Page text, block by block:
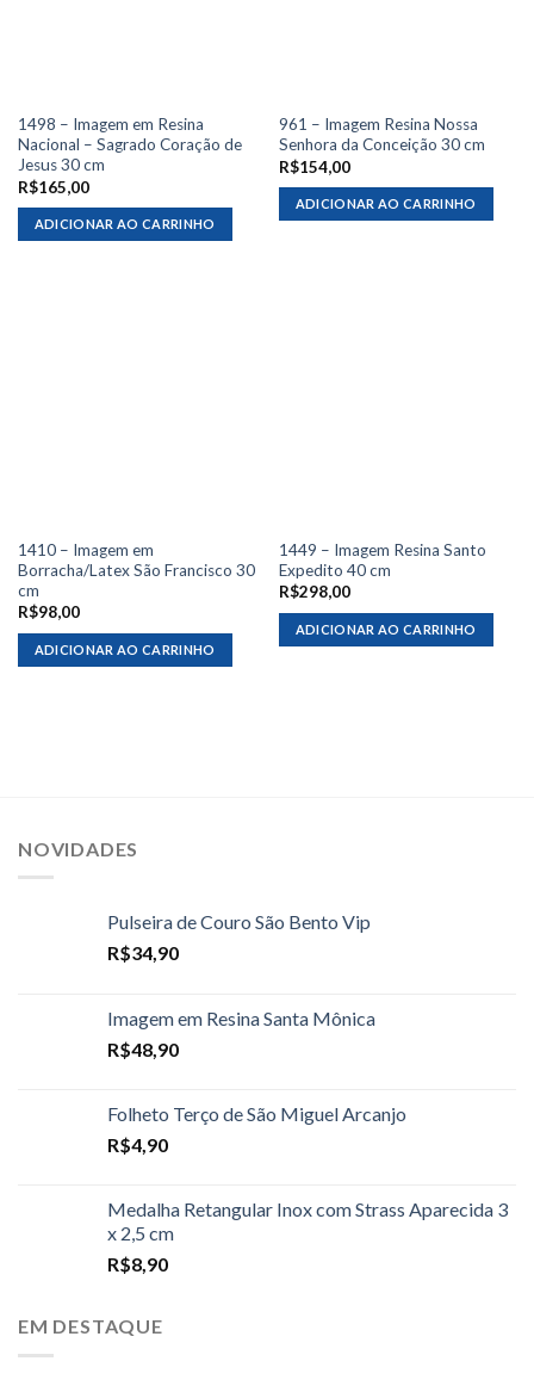
1498 – Imagem em Resina
Nacional – Sagrado Coração de
Jesus 30 cm
R$165,00
ADICIONAR AO CARRINHO
961 – Imagem Resina Nossa
Senhora da Conceição 30 cm
R$154,00
ADICIONAR AO CARRINHO
1410 – Imagem em
Borracha/Latex São Francisco 30
cm
R$98,00
ADICIONAR AO CARRINHO
1449 – Imagem Resina Santo
Expedito 40 cm
R$298,00
ADICIONAR AO CARRINHO
NOVIDADES
Pulseira de Couro São Bento Vip
R$34,90
Imagem em Resina Santa Mônica
R$48,90
Folheto Terço de São Miguel Arcanjo
R$4,90
Medalha Retangular Inox com Strass Aparecida 3
x 2,5 cm
R$8,90
EM DESTAQUE